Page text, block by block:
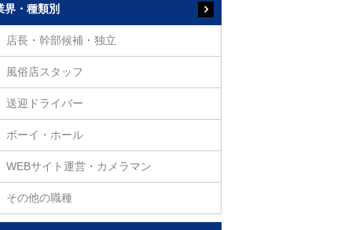
界・種類別
店長・幹部候補・独立
風俗店スタッフ
送迎ドライバー
ボーイ・ホール
WEBサイト運営・カメラマン
その他の職種